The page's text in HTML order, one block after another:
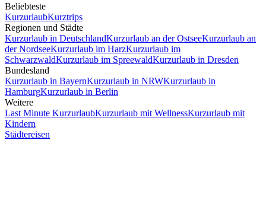
Beliebteste
KurzurlaubKurztrips
Regionen und Städte
Kurzurlaub in DeutschlandKurzurlaub an der OstseeKurzurlaub an
der NordseeKurzurlaub im HarzKurzurlaub im
SchwarzwaldKurzurlaub im SpreewaldKurzurlaub in Dresden
Bundesland
Kurzurlaub in BayernKurzurlaub in NRWKurzurlaub in
HamburgKurzurlaub in Berlin
Weitere
Last Minute KurzurlaubKurzurlaub mit WellnessKurzurlaub mit
Kindern
Städtereisen